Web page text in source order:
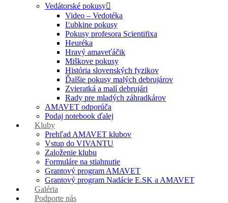
Vedátorské pokusy
Video – Vedotéka
Ľubkine pokusy
Pokusy profesora Scientifixa
Heuréka
Hravý amaveťáčik
Miškove pokusy
História slovenských fyzikov
Ďalšie pokusy malých debrujárov
Zvieratká a malí debrujári
Rady pre mladých záhradkárov
AMAVET odporúča
Podaj notebook ďalej
Kluby
Prehľad AMAVET klubov
Vstup do VIVANTU
Založenie klubu
Formuláre na stiahnutie
Grantový program AMAVET
Grantový program Nadácie E.SK a AMAVET
Galéria
Podporte nás